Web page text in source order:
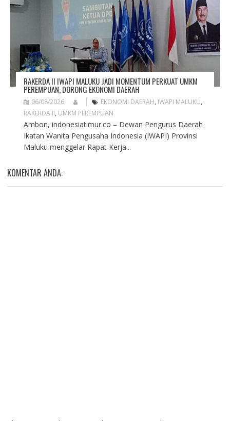
RAKERDA II IWAPI MALUKU JADI MOMENTUM PERKUAT UMKM
PEREMPUAN, DORONG EKONOMI DAERAH
06/08/2026 EKONOMI DAERAH, IWAPI MALUKU,
RAKERDA II, UMKM PEREMPUAN
Ambon, indonesiatimur.co – Dewan Pengurus Daerah
Ikatan Wanita Pengusaha Indonesia (IWAPI) Provinsi
Maluku menggelar Rapat Kerja...
KOMENTAR ANDA: